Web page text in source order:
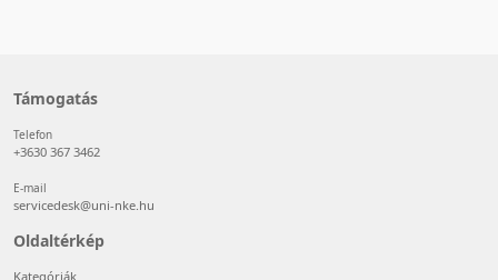
Támogatás
Telefon
+3630 367 3462
E-mail
servicedesk@uni-nke.hu
Oldaltérkép
Kategóriák